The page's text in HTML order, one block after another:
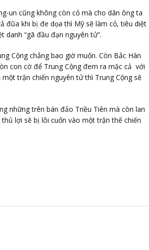
un cũng không còn cỏ mà cho dân ông ta
đũa khi bị đe dọa thì Mỹ sẽ làm cỏ, tiêu diệt
“gã đầu đạn nguyên tử”.
Cộng chẳng bao giờ muốn. Còn Bắc Hàn
con cờ để Trung Cộng đem ra mặc cả với
trận chiến nguyên tử thì Trung Cộng sẽ
những trên bán đảo Triều Tiên mà còn lan
lợi sẽ bị lôi cuốn vào một trận thế chiến